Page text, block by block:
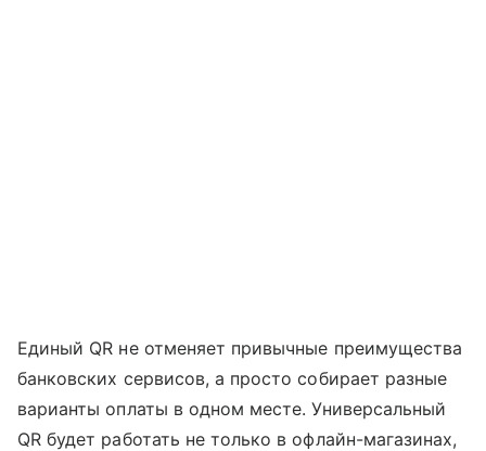
Единый QR не отменяет привычные преимущества
банковских сервисов, а просто собирает разные
варианты оплаты в одном месте. Универсальный
QR будет работать не только в офлайн-магазинах,